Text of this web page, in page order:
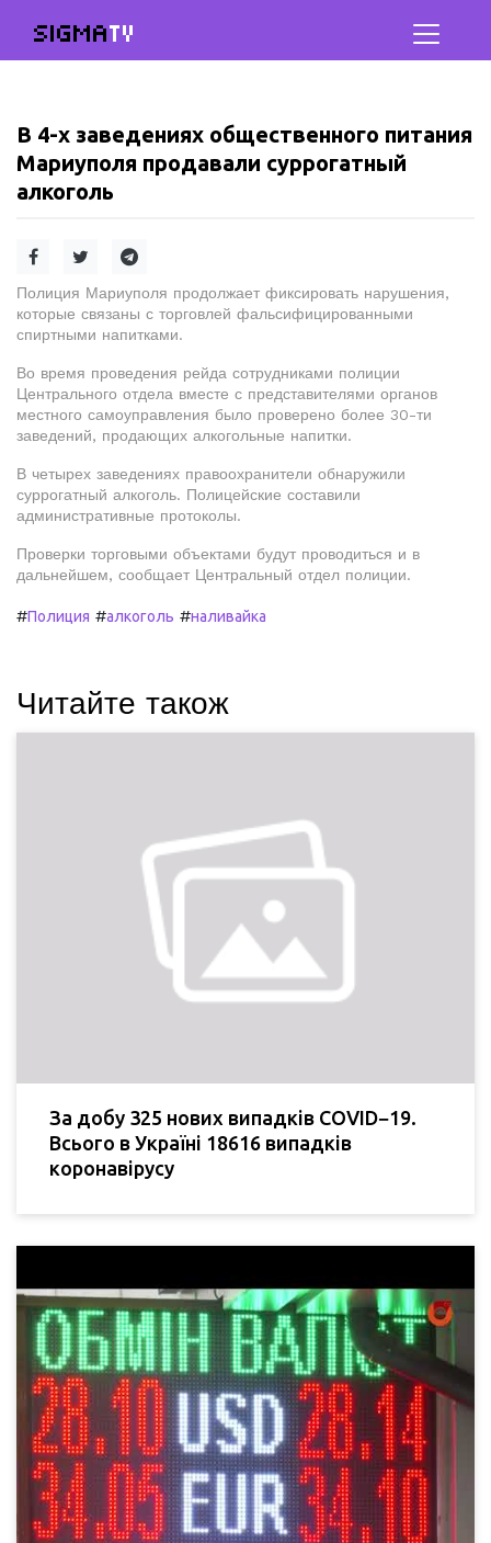
SIGMATV
В 4-х заведениях общественного питания
Мариуполя продавали суррогатный
алкоголь
Полиция Мариуполя продолжает фиксировать нарушения,
которые связаны с торговлей фальсифицированными
спиртными напитками.
Во время проведения рейда сотрудниками полиции
Центрального отдела вместе с представителями органов
местного самоуправления было проверено более 30-ти
заведений, продающих алкогольные напитки.
В четырех заведениях правоохранители обнаружили
суррогатный алкоголь. Полицейские составили
административные протоколы.
Проверки торговыми объектами будут проводиться и в
дальнейшем, сообщает Центральный отдел полиции.
#Полиция #алкоголь #наливайка
Читайте також
За добу 325 нових випадків COVID−19.
Всього в Україні 18616 випадків
коронавірусу